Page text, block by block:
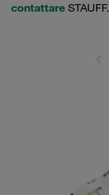
contattare STAUFF.